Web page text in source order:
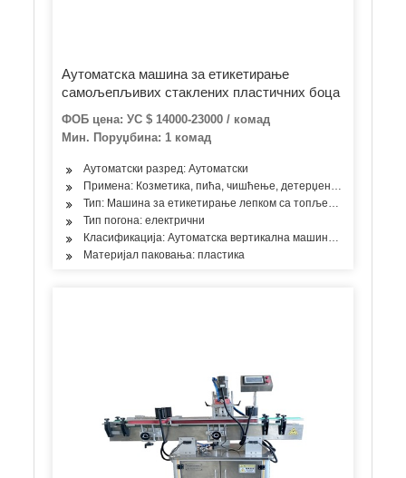
Аутоматска машина за етикетирање
самољепљивих стаклених пластичних боца
ФОБ цена: УС $ 14000-23000 / комад
Мин. Поруџбина: 1 комад
Аутоматски разред: Аутоматски
Примена: Козметика, пића, чишћење, детерџент, производи
Тип: Машина за етикетирање лепком са топљеним
Тип погона: електрични
Класификација: Аутоматска вертикална машина за
Материјал паковања: пластика